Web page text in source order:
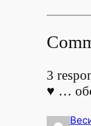
3
♥ …